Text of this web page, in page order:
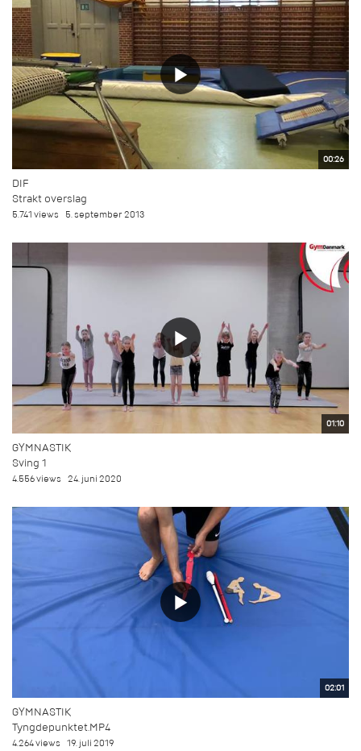
00:26
DIF
Strakt overslag
5.741 views 5. september 2013
01:10
GYMNASTIK
Sving 1
4.556 views 24. juni 2020
02:01
GYMNASTIK
Tyngdepunktet.MP4
4.264 views 19. juli 2019